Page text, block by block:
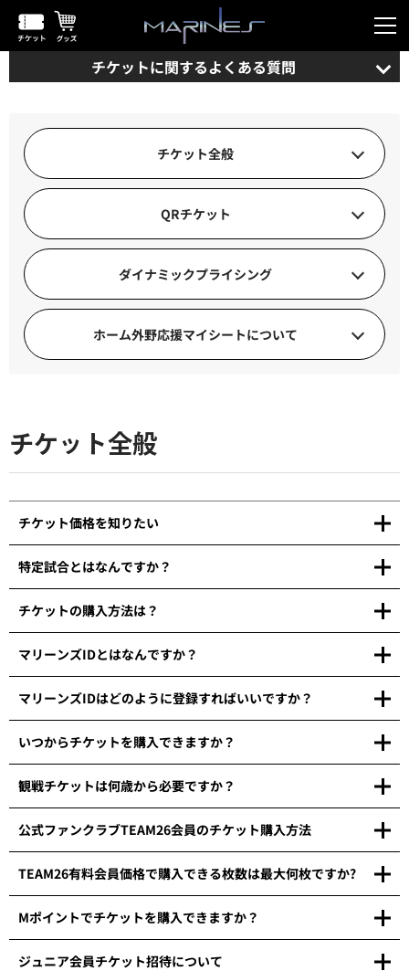
チケットに関するよくある質問
チケット全般
QRチケット
ダイナミックプライシング
ホーム外野応援マイシートについて
チケット全般
チケット価格を知りたい
特定試合とはなんですか？
チケットの購入方法は？
マリーンズIDとはなんですか？
マリーンズIDはどのように登録すればいいですか？
いつからチケットを購入できますか？
観戦チケットは何歳から必要ですか？
公式ファンクラブTEAM26会員のチケット購入方法
TEAM26有料会員価格で購入できる枚数は最大何枚ですか?
Mポイントでチケットを購入できますか？
ジュニア会員チケット招待について